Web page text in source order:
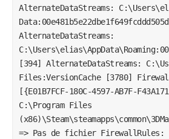
AlternateDataStreams:
AlternateDataStreams:
[394] AlternateDataStreams:
Files:VersionCache [3780]
[{E01B7FCF-180C-4597-AB7F-
C:\Program Files
=> Pas de fichier FirewallRules: